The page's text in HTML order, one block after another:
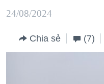
hướng
MỤC
TỰ DO BÁO CHÍ
VẠCH TRẦN TIN GIẢ
CHUYÊN ĐỀ
CHIẾN TRANH
HỌC TIẾNG ANH
24/08/2024
Chia sẻ (7)